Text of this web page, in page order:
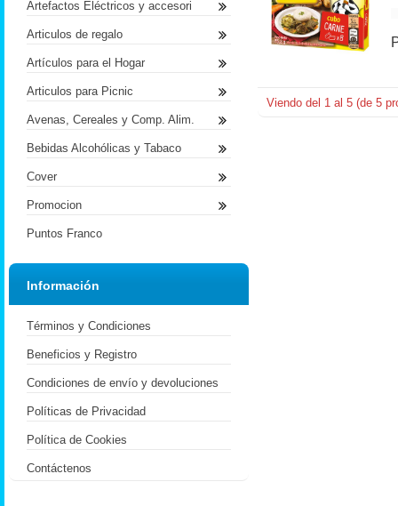
Viendo del 1 al 5 (de 5
Artefactos Eléctricos y accesori
Articulos de regalo
Artículos para el Hogar
Articulos para Picnic
Avenas, Cereales y Comp. Alim.
Bebidas Alcohólicas y Tabaco
Cover
Promocion
Puntos Franco
Información
Términos y Condiciones
Beneficios y Registro
Condiciones de envío y devoluciones
Políticas de Privacidad
Política de Cookies
Contáctenos